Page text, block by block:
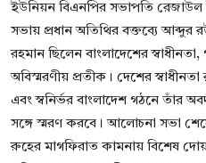
ইউনিয়ন বিএনপির সভাপতি রেজাউল
সভায় প্রধান অতিথির বক্তব্যে আব্দুর
রহমান ছিলেন বাংলাদেশের
অবিস্মরণীয় প্রতীক। দেশের স্বাধীনতা
এবং স্বনির্ভর বাংলাদেশ গঠনে তাঁর
সঙ্গে স্মরণ করবে। আলোচনা সভা
রুহের মাগফিরাত কামনায় বিশেষ